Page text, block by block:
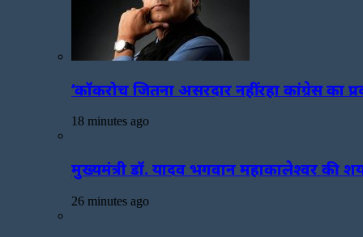
‘कॉकरोच जितना असरदार नहीं रहा कांग्रेस का
18 minutes ago
मुख्यमंत्री डॉ. यादव भगवान महाकालेश्‍वर की
26 minutes ago